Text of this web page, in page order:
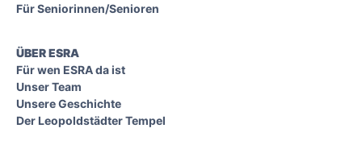
Für Seniorinnen/Senioren
ÜBER ESRA
Für wen ESRA da ist
Unser Team
Unsere Geschichte
Der Leopoldstädter Tempel